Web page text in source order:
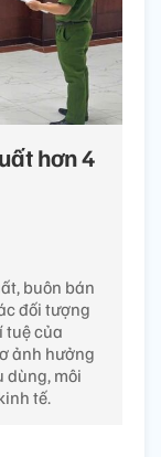
hơn 4
buôn bán
đối tượng
tuệ của
ảnh hưởng
dùng, môi
tế.